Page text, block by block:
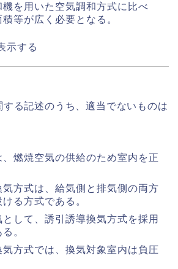
機を用いた空気調和方式に比べ
等が広く必要となる。
示する
する記述のうち、適当でないものは
燃焼空気の供給のため室内を正
方式は、給気側と排気側の両方
る方式である。
して、誘引誘導換気方式を採用
。
方式では、換気対象室内は負圧